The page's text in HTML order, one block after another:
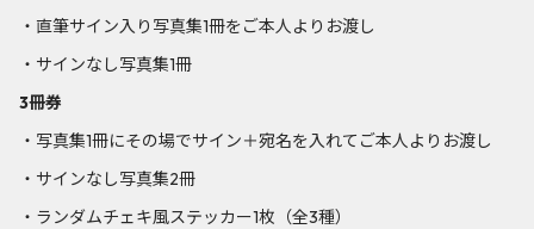
・直筆サイン入り写真集1冊をご本人よりお渡し
・サインなし写真集1冊
3冊券
・写真集1冊にその場でサイン＋宛名を入れてご本人よりお渡し
・サインなし写真集2冊
・ランダムチェキ風ステッカー1枚（全3種）